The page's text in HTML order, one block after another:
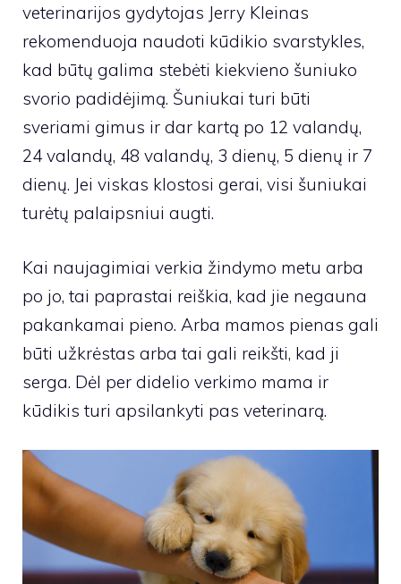
veterinarijos gydytojas Jerry Kleinas
rekomenduoja naudoti kūdikio svarstykles,
kad būtų galima stebėti kiekvieno šuniuko
svorio padidėjimą. Šuniukai turi būti
sveriami gimus ir dar kartą po 12 valandų,
24 valandų, 48 valandų, 3 dienų, 5 dienų ir 7
dienų. Jei viskas klostosi gerai, visi šuniukai
turėtų palaipsniui augti.
Kai naujagimiai verkia žindymo metu arba
po jo, tai paprastai reiškia, kad jie negauna
pakankamai pieno. Arba mamos pienas gali
būti užkrėstas arba tai gali reikšti, kad ji
serga. Dėl per didelio verkimo mama ir
kūdikis turi apsilankyti pas veterinarą.